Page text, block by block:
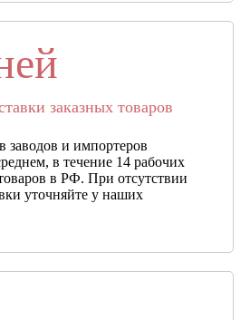
заказных товаров
заводов и импортеров
в течение 14 рабочих
в РФ. При отсутствии
уточняйте у наших